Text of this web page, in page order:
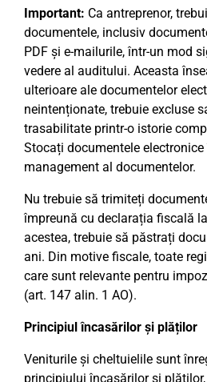
Important: Ca antreprenor,
documentele, inclusiv
PDF și e-mailurile, într-un mod
vedere al auditului. Aceasta
ulterioare ale documentelor
neintenționate, trebuie excluse
trasabilitate printr-o istorie
Stocați documentele
management al documentelor.
Nu trebuie să trimiteți
împreună cu declarația fiscală
acestea, trebuie să păstrați
ani. Din motive fiscale, toate
care sunt relevante pentru
(art. 147 alin. 1 AO).
Principiul încasărilor și plăților
Veniturile și cheltuielile sunt
principiului încasărilor și